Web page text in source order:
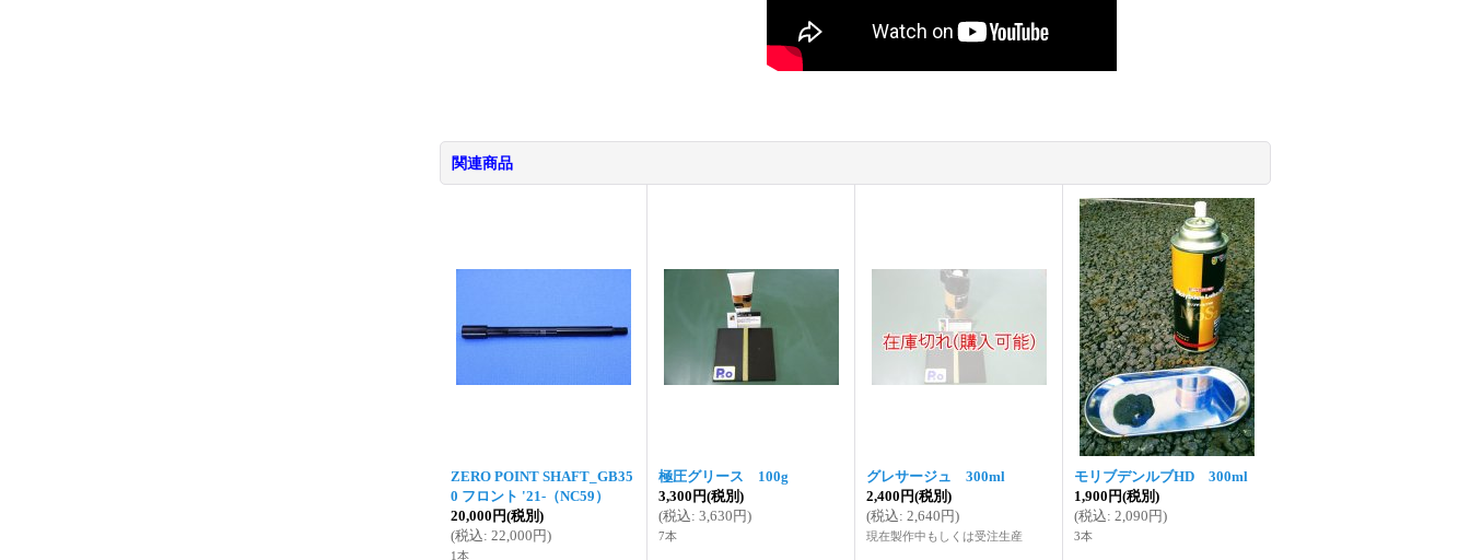
関連商品
ZERO POINT SHAFT_GB35
0 フロント '21-（NC59）
20,000円(税別)
(税込: 22,000円)
1本
極圧グリース 100g
3,300円(税別)
(税込: 3,630円)
7本
グレサージュ 300ml
2,400円(税別)
(税込: 2,640円)
現在製作中もしくは受注生産
モリブデンルブHD 300ml
1,900円(税別)
(税込: 2,090円)
3本